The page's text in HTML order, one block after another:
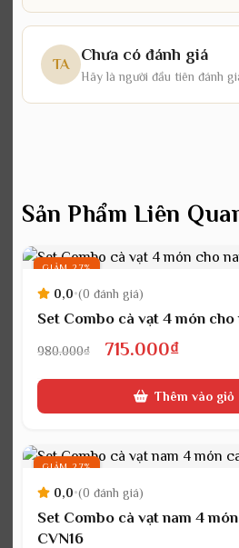
TA
Chưa có đánh giá
Hãy là người đầu tiên đánh
Sản Phẩm Liên
GIẢM 27%
0,0•(0 đánh giá)
Set Combo cà vạt 4 món
980.000₫
Giá
gốc
715.000₫Giá
hiện
tại
Thêm vào giỏ
GIẢM 27%
0,0•(0 đánh giá)
Set Combo cà vạt nam 4
CVN16